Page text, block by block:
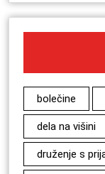
bolečine
dela na višini
druženje s